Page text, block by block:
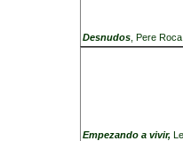
Desnudos,
Empezando a vivir,